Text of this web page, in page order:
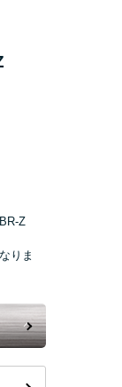
Z
りま